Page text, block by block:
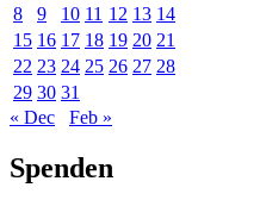
8
9 10 11 12 13 14
15 16 17 18 19 20 21
22 23 24 25 26 27 28
29 30 31
« Dec
Feb »
Spenden